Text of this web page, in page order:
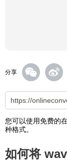
分享
您可以使用免费的
种格式。
如何将